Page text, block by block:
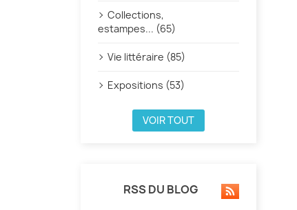
Collections,
estampes... (65)
Vie littéraire (85)
Expositions (53)
VOIR TOUT
RSS DU BLOG